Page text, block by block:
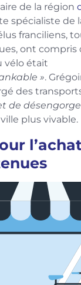
de la région
spécialiste de
franciliens,
ont compris
vélo était
».
des
de
plus vivable.